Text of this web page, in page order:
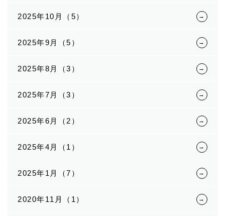
2025年10月（5）
2025年9月（5）
2025年8月（3）
2025年7月（3）
2025年6月（2）
2025年4月（1）
2025年1月（7）
2020年11月（1）